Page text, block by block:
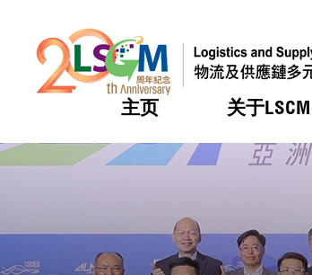
主页 关于LSCM
热门
热门
热门
热门
热门